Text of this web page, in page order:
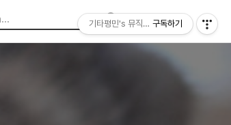
기타평민's 뮤직라이프구독하기